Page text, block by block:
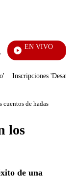
Enviar
EN VIVO
Inscripciones
cuentos de hadas
los
de una